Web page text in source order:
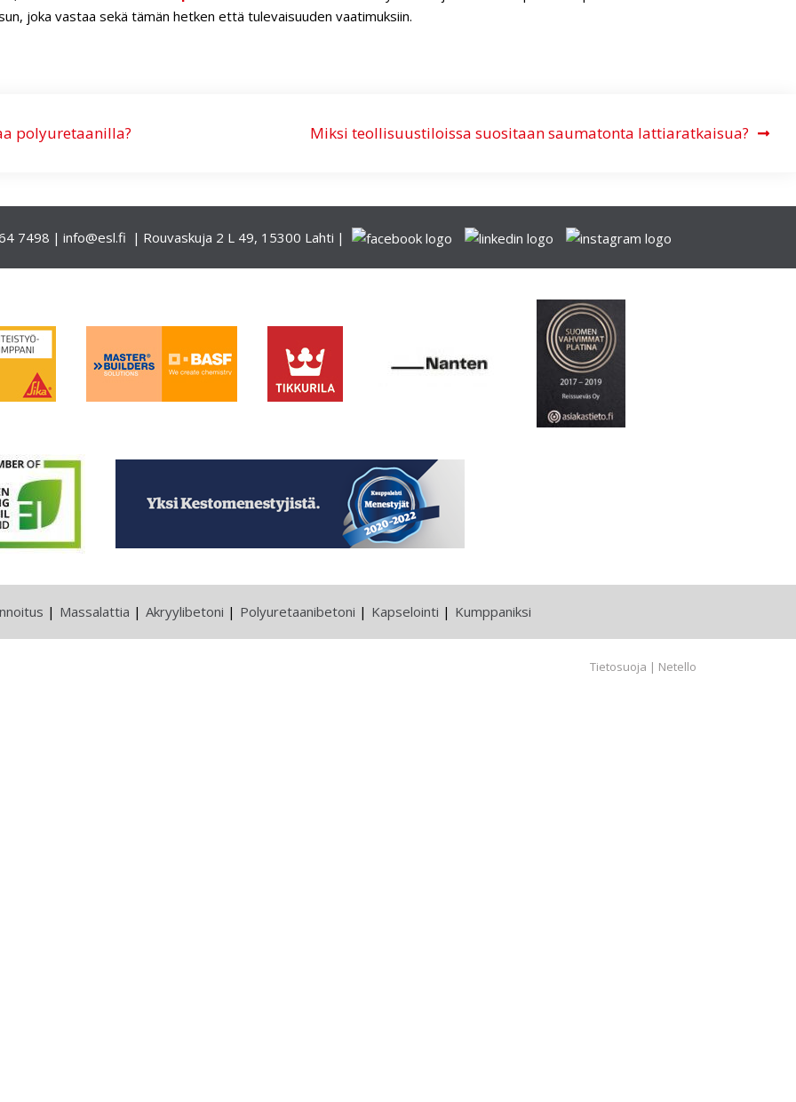
joka vastaa sekä tämän hetken että tulevaisuuden vaatimuksiin.
polyuretaanilla? Miksi teollisuustiloissa suositaan saumatonta lattiaratkaisua?
7498 info@esl.fi Rouvaskuja 2 L 49, 15300 Lahti
Massalattia Akryylibetoni Polyuretaanibetoni Kapselointi Kumppaniksi
Tietosuoja | Netello